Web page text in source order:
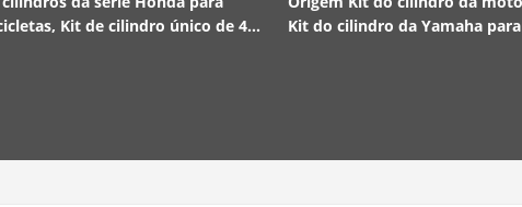
Kit de cilindro único de 4
Kit do cilindro da Yamaha para